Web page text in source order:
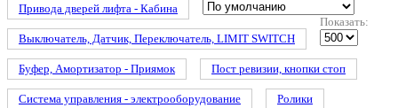
Привода дверей лифта - Кабина
Выключатель, Датчик, Переключатель, LIMIT SWITCH
Буфер, Амортизатор - Приямок Пост ревизии, кнопки стоп
Система управления - электрооборудование Ролики
Показать: